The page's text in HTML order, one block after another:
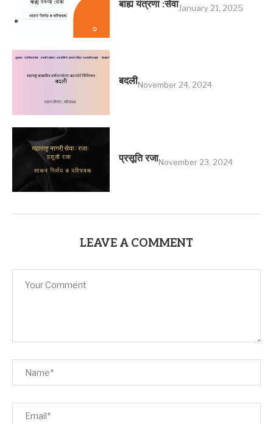
बाह्य यंत्रणा :सेवाJanuary 21, 2025
बदलीNovember 24, 2024
प्रसूति रजाNovember 23, 2024
LEAVE A COMMENT